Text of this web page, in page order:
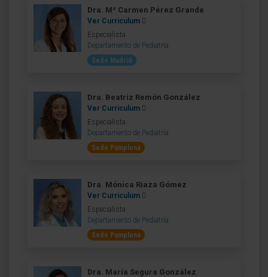
Dra. Mª Carmen Pérez Grande
Ver Curriculum
Especialista
Departamento de Pediatría
Sede Madrid
Dra. Beatriz Remón González
Ver Curriculum
Especialista
Departamento de Pediatría
Sede Pamplona
Dra. Mónica Riaza Gómez
Ver Curriculum
Especialista
Departamento de Pediatría
Sede Pamplona
Dra. María Segura González